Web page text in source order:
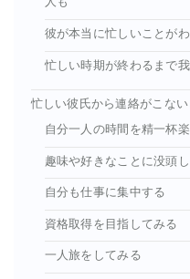
彼が本当に忙しいことが
忙しい時期が終わるまで
忙しい彼氏から連絡がこな
自分一人の時間を精一杯
趣味や好きなことに没頭
自分も仕事に集中する
資格取得を目指してみる
一人旅をしてみる